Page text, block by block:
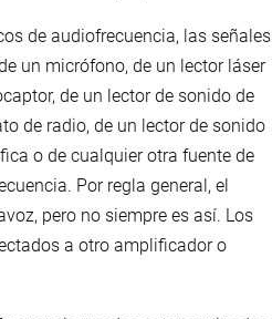
de audiofrecuencia, las señales
un micrófono, de un lector láser
de un lector de sonido de
de radio, de un lector de sonido
o de cualquier otra fuente de
Por regla general, el
pero no siempre es así. Los
a otro amplificador o